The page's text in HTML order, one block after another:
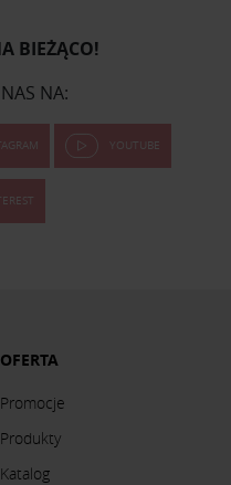
BIEŻĄCO!
NA:
YOUTUBE
OFERTA
Promocje
Produkty
Katalog